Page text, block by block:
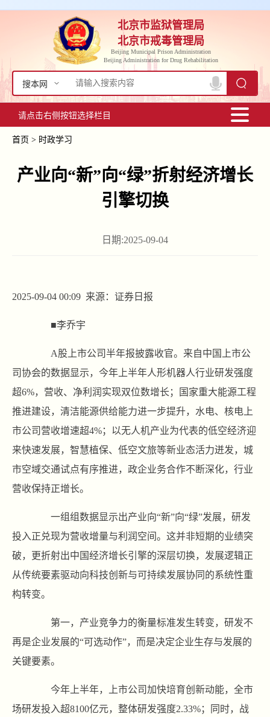
北京市监狱管理局
北京市戒毒管理局
Beijing Municipal Prison Administration
Beijing Administration for Drug Rehabilitation
搜本网
请点击右侧按钮选择栏目
首页 > 时政学习
产业向“新”向“绿”折射经济增长
引擎切换
日期:2025-09-04
2025-09-04 00:09 来源：证券日报
■李乔宇
A股上市公司半年报披露收官。来自中国上市公
司协会的数据显示，今年上半年人形机器人行业研发强度
超6%，营收、净利润实现双位数增长；国家重大能源工程
推进建设，清洁能源供给能力进一步提升，水电、核电上
市公司营收增速超4%；以无人机产业为代表的低空经济迎
来快速发展，智慧植保、低空文旅等新业态活力迸发，城
市空域交通试点有序推进，政企业务合作不断深化，行业
营收保持正增长。
一组组数据显示出产业向“新”向“绿”发展，研发
投入正兑现为营收增量与利润空间。这并非短期的业绩突
破，更折射出中国经济增长引擎的深层切换，发展逻辑正
从传统要素驱动向科技创新与可持续发展协同的系统性重
构转变。
第一，产业竞争力的衡量标准发生转变，研发不
再是企业发展的“可选动作”，而是决定企业生存与发展的
关键要素。
今年上半年，上市公司加快培育创新动能，全市
场研发投入超8100亿元，整体研发强度2.33%；同时，战